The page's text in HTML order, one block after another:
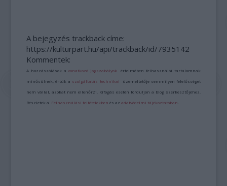
A bejegyzés trackback címe:
https://kulturpart.hu/api/trackback/id/7935142
Kommentek:
A hozzászólások avonatkozó jogszabályok értelmében felhasználói tartalomnak
minősülnek, értük a szolgáltatás technikai üzemeltetője semmilyen felelősséget
nem vállal, azokat nem ellenőrzi. Kifogás esetén forduljon a blog szerkesztőjéhez.
Részletek a Felhasználási feltételekben és azadatvédelmi tájékoztatóban